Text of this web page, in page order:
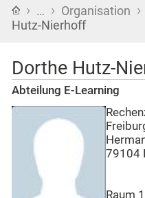
Startseite
› … › Organisation ›
Hutz-Nierhoff
Dorthe Hutz-
Abteilung E-Learning
79104
Raum